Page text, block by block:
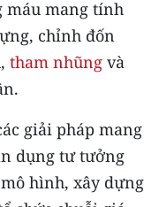
máu mang tính
chỉnh đốn
tham nhũng và
giải pháp mang
dụng tư tưởng
hình, xây dựng